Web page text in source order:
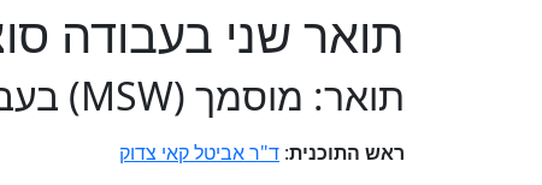
תואר שני בעבודה
תואר: מוסמך (MSW) בעבודה סוציאלית בהתמחות טראומה וחוסן
ראש התוכנית: ד"ר אביטל קאי צדוק